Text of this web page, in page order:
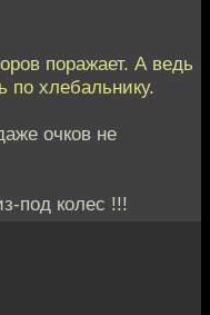
поражает. А ведь
по хлебальнику.
очков не
под колес !!!